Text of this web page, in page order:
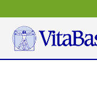
al
contenido